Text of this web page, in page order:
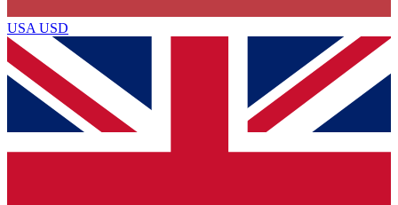
USA USD